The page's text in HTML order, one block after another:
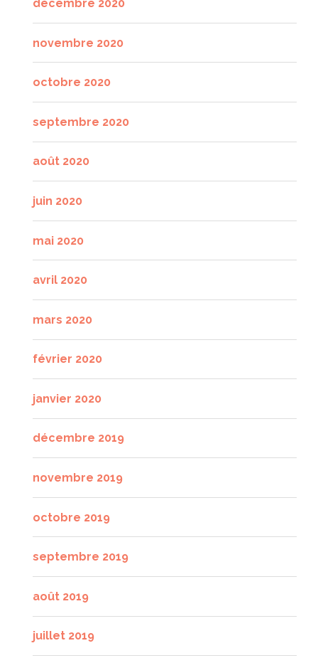
décembre 2020
novembre 2020
octobre 2020
septembre 2020
août 2020
juin 2020
mai 2020
avril 2020
mars 2020
février 2020
janvier 2020
décembre 2019
novembre 2019
octobre 2019
septembre 2019
août 2019
juillet 2019